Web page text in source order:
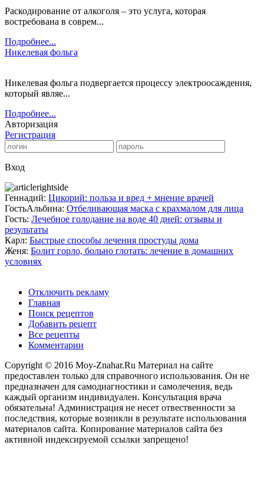
Раскодирование от алкоголя – это услуга, которая
востребована в соврем...
Подробнее...
Никелевая фольга
Никелевая фольга подвергается процессу электроосаждения,
который являе...
Подробнее...
Авторизация
Регистрация
Вход
Геннадий: Цикорий: польза и вред + мнение врачей
ГостьАльбина: Отбеливающая маска с крахмалом для лица
Гость: Лечебное голодание на воде 40 дней: отзывы и
результаты
Карл: Быстрые способы лечения простуды дома
Женя: Болит горло, больно глотать: лечение в домашних
условиях
Отключить рекламу
Главная
Поиск рецептов
Добавить рецепт
Все рецепты
Комментарии
Copyright © 2016 Moy-Znahar.Ru Материал на сайте
предоставлен только для справочного использования. Он не
предназначен для самодиагностики и самолечения, ведь
каждый организм индивидуален. Консультация врача
обязательна! Администрация не несет отвественности за
последствия, которые возникли в результате использования
материалов сайта. Копирование материалов сайта без
активной индексируемой ссылки запрещено!